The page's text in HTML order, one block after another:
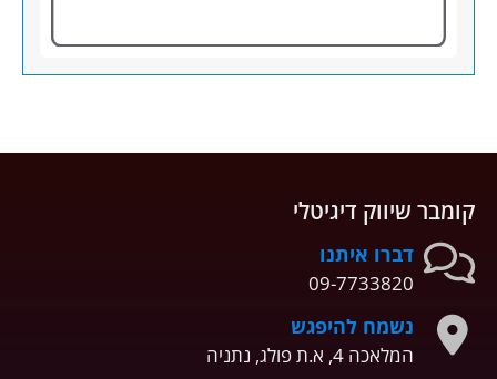
קומבר שיווק דיגיטלי
דברו איתנו
09-7733820
נשמח להיפגש
המלאכה 4, א.ת פולג, נתניה